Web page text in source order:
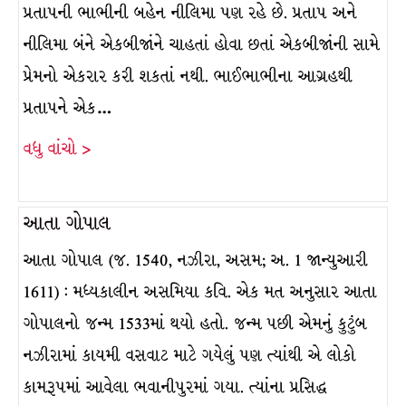
પ્રતાપની ભાભીની બહેન નીલિમા પણ રહે છે. પ્રતાપ અને
નીલિમા બંને એકબીજાંને ચાહતાં હોવા છતાં એકબીજાંની સામે
પ્રેમનો એકરાર કરી શકતાં નથી. ભાઈભાભીના આગ્રહથી
પ્રતાપને એક…
વધુ વાંચો >
આતા ગોપાલ
આતા ગોપાલ (જ. 1540, નઝીરા, અસમ; અ. 1 જાન્યુઆરી
1611) : મધ્યકાલીન અસમિયા કવિ. એક મત અનુસાર આતા
ગોપાલનો જન્મ 1533માં થયો હતો. જન્મ પછી એમનું કુટુંબ
નઝીરામાં કાયમી વસવાટ માટે ગયેલું પણ ત્યાંથી એ લોકો
કામરૂપમાં આવેલા ભવાનીપુરમાં ગયા. ત્યાંના પ્રસિદ્ધ